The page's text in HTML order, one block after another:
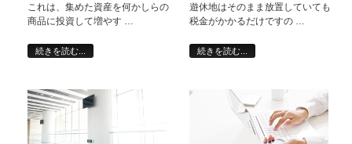
これは、集めた資産を何かしらの
商品に投資して増やす …
続きを読む...
遊休地はそのまま放置していても
税金がかかるだけですの …
続きを読む...